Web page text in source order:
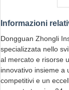
Informazioni
Dongguan Zhongli
specializzata nello
al mercato e risorse
innovativo insieme a
competitivi e un